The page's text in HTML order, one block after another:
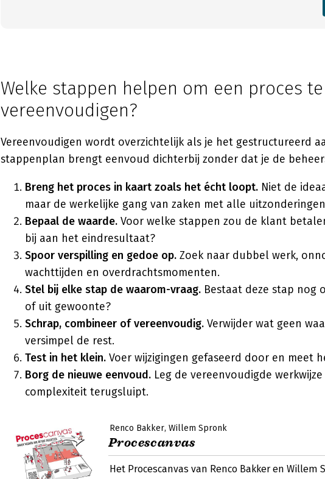
Welke stappen helpen om een proces te
vereenvoudigen?
Vereenvoudigen wordt overzichtelijk als je het gestructureerd
stappenplan brengt eenvoud dichterbij zonder dat je de
Breng het proces in kaart zoals het écht loopt. Niet de
maar de werkelijke gang van zaken met alle
Bepaal de waarde. Voor welke stappen zou de klant
bij aan het eindresultaat?
Spoor verspilling en gedoe op. Zoek naar dubbel werk,
wachttijden en overdrachtsmomenten.
Stel bij elke stap de waarom-vraag. Bestaat deze stap nog
of uit gewoonte?
Schrap, combineer of vereenvoudig. Verwijder wat geen
versimpel de rest.
Test in het klein. Voer wijzigingen gefaseerd door en meet
Borg de nieuwe eenvoud. Leg de vereenvoudigde
complexiteit terugsluipt.
Renco Bakker Willem Spronk
Procescanvas
Het Procescanvas van Renco Bakker en Willem